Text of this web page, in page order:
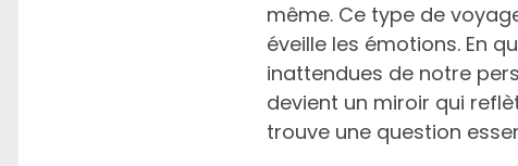
même. Ce type de
éveille les émotions. En
inattendues de notre
devient un miroir qui
trouve une question